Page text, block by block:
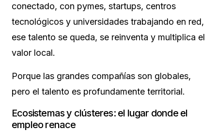
conectado, con pymes, startups, centros
tecnológicos y universidades trabajando en red,
ese talento se queda, se reinventa y multiplica el
valor local.
Porque las grandes compañías son globales,
pero el talento es profundamente territorial.
Ecosistemas y clústeres: el lugar donde el
empleo renace